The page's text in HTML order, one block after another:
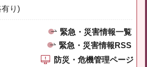
り)
緊急・災害情報一覧
緊急・災害情報RSS
防災・危機管理ページ